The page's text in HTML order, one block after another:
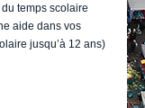
temps scolaire
aide dans vos
jusqu’à 12 ans)